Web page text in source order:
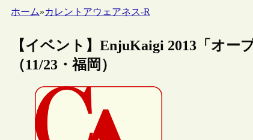
ホーム»カレントアウェアネス-R
【イベント】EnjuKaigi 2013「オー
（11/23・福岡）